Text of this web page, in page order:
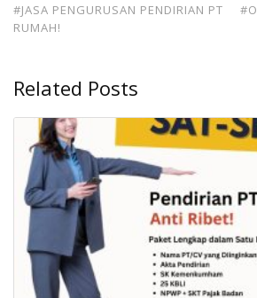
#JASA PENGURUSAN PENDIRIAN PT
RUMAH!
Related Posts